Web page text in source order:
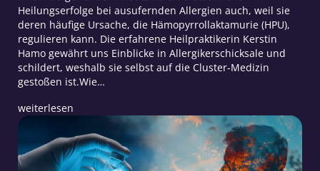
Heilungserfolge bei ausufernden Allergien auch, weil sie
deren häufige Ursache, die Hämopyrrollaktamurie (HPU),
regulieren kann. Die erfahrene Heilpraktikerin Kerstin
Hamo gewährt uns Einblicke in Allergikerschicksale und
schildert, weshalb sie selbst auf die Cluster-Medizin
gestoßen ist.Wie…
weiterlesen